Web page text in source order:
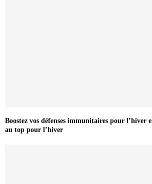
Boostez vos défenses immunitaires pour l’hiver
au top pour l’hiver